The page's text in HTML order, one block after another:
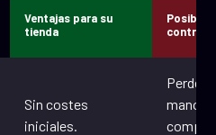
Ventajas para su
tienda
Posibles
Sin costes
iniciales.
Perder
manos